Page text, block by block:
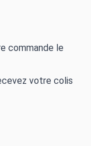
commande le
votre colis